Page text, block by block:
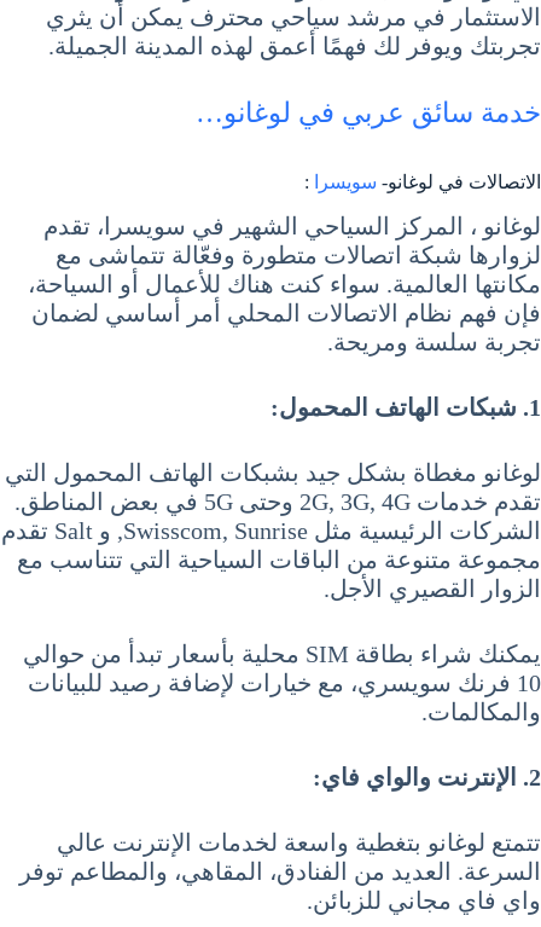
الاستثمار في مرشد سياحي محترف يمكن أن يثري
تجربتك ويوفر لك فهمًا أعمق لهذه المدينة الجميلة.
خدمة سائق عربي في لوغانو…
الاتصالات في لوغانو- سويسرا :
لوغانو ، المركز السياحي الشهير في سويسرا، تقدم
لزوارها شبكة اتصالات متطورة وفعّالة تتماشى مع
مكانتها العالمية. سواء كنت هناك للأعمال أو السياحة،
فإن فهم نظام الاتصالات المحلي أمر أساسي لضمان
تجربة سلسة ومريحة.
1. شبكات الهاتف المحمول:
لوغانو مغطاة بشكل جيد بشبكات الهاتف المحمول التي
تقدم خدمات 2G, 3G, 4G وحتى 5G في بعض المناطق.
الشركات الرئيسية مثل Swisscom, Sunrise, و Salt تقدم
مجموعة متنوعة من الباقات السياحية التي تتناسب مع
الزوار القصيري الأجل.
يمكنك شراء بطاقة SIM محلية بأسعار تبدأ من حوالي
10 فرنك سويسري، مع خيارات لإضافة رصيد للبيانات
والمكالمات.
2. الإنترنت والواي فاي:
تتمتع لوغانو بتغطية واسعة لخدمات الإنترنت عالي
السرعة. العديد من الفنادق، المقاهي، والمطاعم توفر
واي فاي مجاني للزبائن.